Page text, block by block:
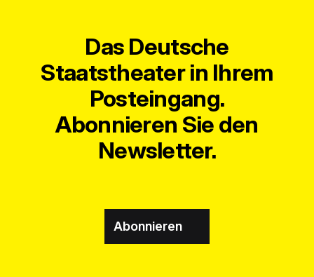
Das Deutsche
Staatstheater in Ihrem
Posteingang.
Abonnieren Sie den
Newsletter.
Abonnieren